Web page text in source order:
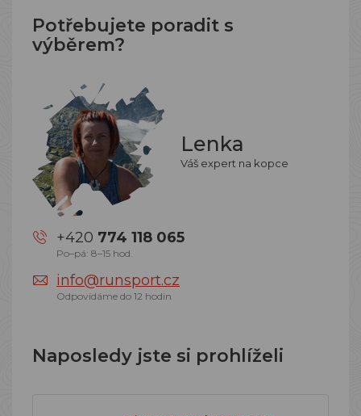
Potřebujete poradit s
výběrem?
Lenka
Váš expert na kopce
+420 774 118 065
Po–pá: 8–15 hod.
info@runsport.cz
Odpovídáme do 12 hodin
Naposledy jste si prohlíželi